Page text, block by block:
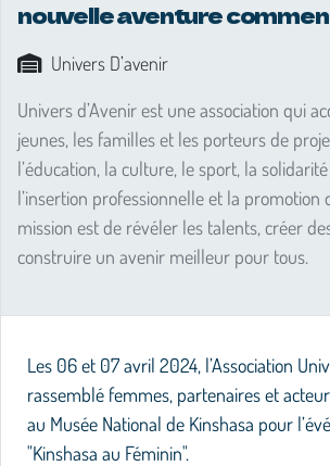
nouvelle aventure
Univers D’avenir
Univers d’Avenir est une association qui
jeunes, les familles et les porteurs de
l’éducation, la culture, le sport, la
l’insertion professionnelle et la promotion
mission est de révéler les talents, créer
construire un avenir meilleur pour tous.
Les 06 et 07 avril 2024, l’Association
rassemblé femmes, partenaires et
au Musée National de Kinshasa pour
"Kinshasa au Féminin".